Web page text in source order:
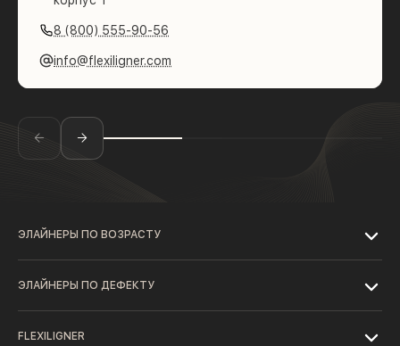
8 (800) 555-90-56
info@flexiligner.com
ЭЛАЙНЕРЫ ПО ВОЗРАСТУ
ЭЛАЙНЕРЫ ПО ДЕФЕКТУ
FLEXILIGNER